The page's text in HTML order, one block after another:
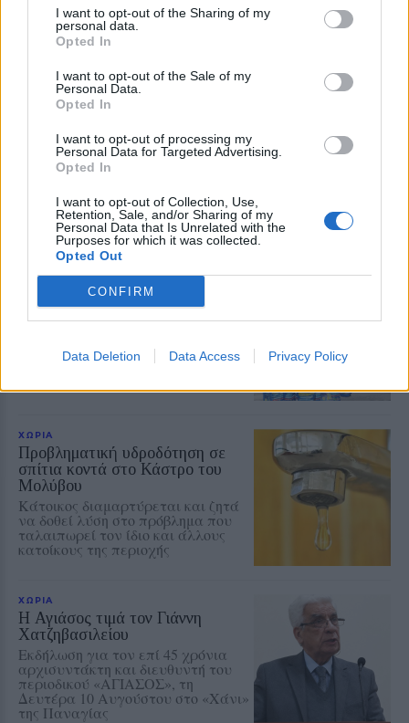
I want to opt-out of the Sharing of my
personal data.
Opted In
I want to opt-out of the Sale of my
Personal Data.
Opted In
I want to opt-out of processing my
Personal Data for Targeted Advertising.
Opted In
I want to opt-out of Collection, Use,
Retention, Sale, and/or Sharing of my
Personal Data that Is Unrelated with the
Purposes for which it was collected.
Opted Out
CONFIRM
Data Deletion Data Access Privacy Policy
άρθρο για το φράγμα της Στύψης
και τη μελέτη του Δρ. Νικόλαου
Μουτάφη
ΔΡΑΣΕΙΣ
Κάλεσμα για συγκέντρωση υπέρ
της Παλαιστίνης από
ανειδίκευτους γιατρούς της
Λέσβου
Την Κυριακή 9 Αυγούστου, στις
κεντρικό κτήριο της Περιφέρειας
Βορείου Αιγαίου στη Μυτιλήνη η
κινητοποίηση
Ρούχα και τρόφιμα για τους
ανθρώπους που έχουν ανάγκη
Νέα συνεργασία της
Σύνδεσμο Κοινωνικής Προστασίας
και Αλληλεγγύης
ΧΩΡΙΑ
Προβληματική υδροδότηση σε
σπίτια κοντά στο Κάστρο του
Μολύβου
Κάτοικος διαμαρτύρεται και ζητά
να δοθεί λύση στο πρόβλημα που
ταλαιπωρεί τον ίδιο και άλλους
κατοίκους της περιοχής
ΧΩΡΙΑ
Η Αγιάσος τιμά τον Γιάννη
Χατζηβασιλείου
Εκδήλωση για τον επί 45 χρόνια
αρχισυντάκτη και διευθυντή του
περιοδικού «ΑΓΙΑΣΟΣ», τη
Δευτέρα 10 Αυγούστου στο «Χάνι»
της Παναγίας